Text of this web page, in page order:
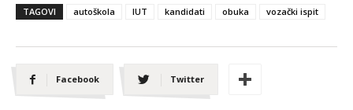
TAGOVI autoškola IUT kandidati obuka vozački ispit
Facebook Twitter